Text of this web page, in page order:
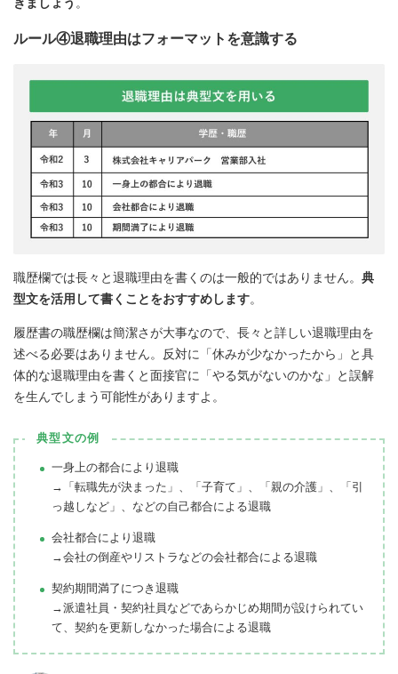
ルール④退職理由はフォーマットを意識する
職歴欄では長々と退職理由を書くのは一般的ではありません。 典
型文を活用して書くことをおすすめします。
履歴書の職歴欄は簡潔さが大事なので、長々と詳しい退職理由を
述べる必要はありません。反対に「休みが少なかったから」と具
体的な退職理由を書くと面接官に「やる気がないのかな」と誤解
を生んでしまう可能性がありますよ。
典型文の例
一身上の都合により退職
→「転職先が決まった」、「子育て」、「親の介護」、「引
っ越しなど」、などの自己都合による退職
会社都合により退職
→会社の倒産やリストラなどの会社都合による退職
契約期間満了につき退職
→派遣社員・契約社員などであらかじめ期間が設けられてい
て、契約を更新しなかった場合による退職